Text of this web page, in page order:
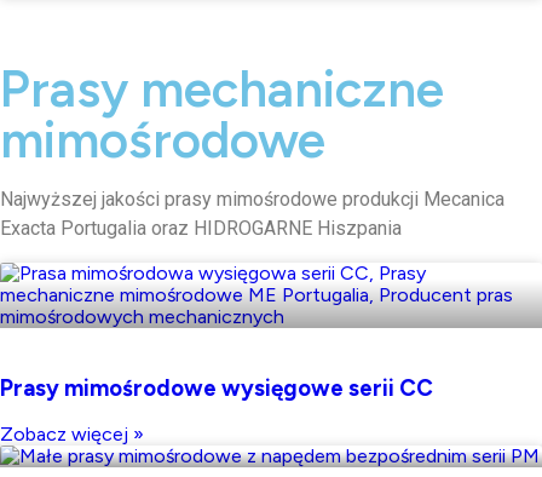
Prasy mechaniczne
mimośrodowe
Najwyższej jakości prasy mimośrodowe produkcji Mecanica
Exacta Portugalia oraz HIDROGARNE Hiszpania
Prasy mimośrodowe wysięgowe serii CC
Zobacz więcej »